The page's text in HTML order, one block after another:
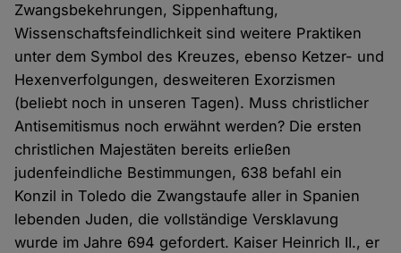
Zwangsbekehrungen, Sippenhaftung,
Wissenschaftsfeindlichkeit sind weitere Praktiken
unter dem Symbol des Kreuzes, ebenso Ketzer- und
Hexenverfolgungen, desweiteren Exorzismen
(beliebt noch in unseren Tagen). Muss christlicher
Antisemitismus noch erwähnt werden? Die ersten
christlichen Majestäten bereits erließen
judenfeindliche Bestimmungen, 638 befahl ein
Konzil in Toledo die Zwangstaufe aller in Spanien
lebenden Juden, die vollständige Versklavung
wurde im Jahre 694 gefordert. Kaiser Heinrich II., er